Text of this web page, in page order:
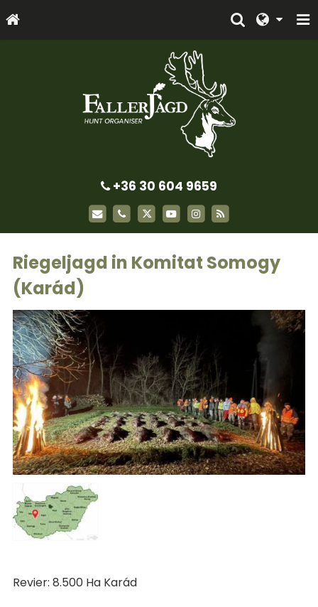
+36 30 604 9659
Riegeljagd in Komitat Somogy
(Karád)
Revier: 8.500 Ha Karád